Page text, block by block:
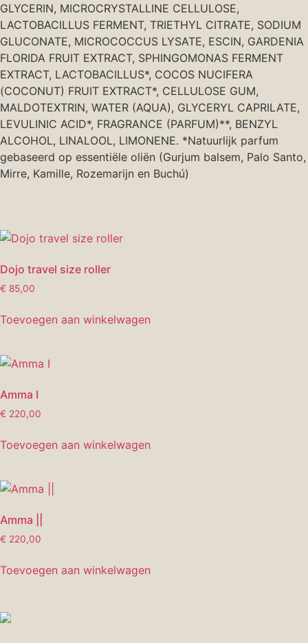
GLYCERIN, MICROCRYSTALLINE CELLULOSE,
LACTOBACILLUS FERMENT, TRIETHYL CITRATE, SODIUM
GLUCONATE, MICROCOCCUS LYSATE, ESCIN, GARDENIA
FLORIDA FRUIT EXTRACT, SPHINGOMONAS FERMENT
EXTRACT, LACTOBACILLUS*, COCOS NUCIFERA
(COCONUT) FRUIT EXTRACT*, CELLULOSE GUM,
MALDOTEXTRIN, WATER (AQUA), GLYCERYL CAPRILATE,
LEVULINIC ACID*, FRAGRANCE (PARFUM)**, BENZYL
ALCOHOL, LINALOOL, LIMONENE. *Natuurlijk parfum
gebaseerd op essentiële oliën (Gurjum balsem, Palo Santo,
Mirre, Kamille, Rozemarijn en Buchú)
Dojo travel size roller
€ 85,00
Toevoegen aan winkelwagen
Amma I
€ 220,00
Toevoegen aan winkelwagen
Amma ||
€ 220,00
Toevoegen aan winkelwagen